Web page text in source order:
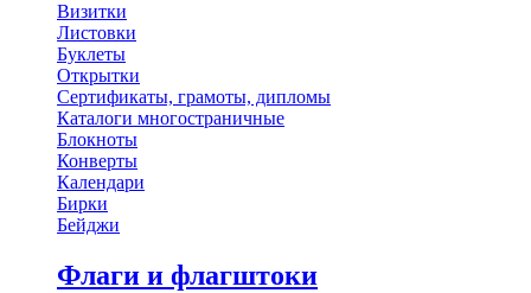
Визитки
Листовки
Буклеты
Открытки
Сертификаты, грамоты, дипломы
Каталоги многостраничные
Блокноты
Конверты
Календари
Бирки
Бейджи
Флаги и флагштоки